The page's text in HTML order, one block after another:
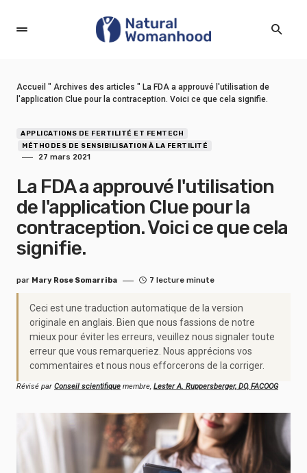
Accueil " Archives des articles " La FDA a approuvé l'utilisation de
l'application Clue pour la contraception. Voici ce que cela signifie.
APPLICATIONS DE FERTILITÉ ET FEMTECH
MÉTHODES DE SENSIBILISATION À LA FERTILITÉ
27 mars 2021
La FDA a approuvé l'utilisation
de l'application Clue pour la
contraception. Voici ce que cela
signifie.
par Mary Rose Somarriba 7 lecture minute
Ceci est une traduction automatique de la version
originale en anglais. Bien que nous fassions de notre
mieux pour éviter les erreurs, veuillez nous signaler toute
erreur que vous remarqueriez. Nous apprécions vos
commentaires et nous nous efforcerons de la corriger.
Révisé par Conseil scientifique membre, Lester A. Ruppersberger, DO, FACOOG